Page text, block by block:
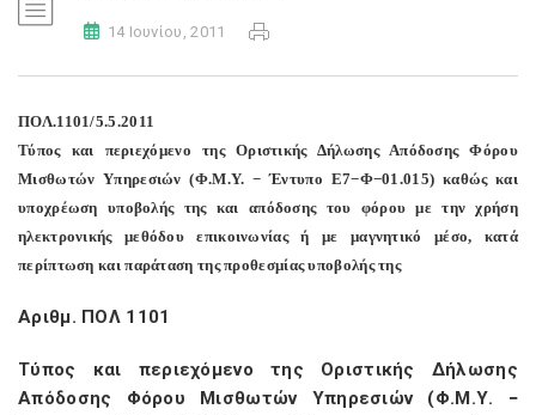
14 Ιουνίου, 2011
ΠΟΛ.1101/5.5.2011
Τύπος και περιεχόμενο της Οριστικής Δήλωσης Απόδοσης Φόρου
Μισθωτών Υπηρεσιών (Φ.Μ.Υ. − Έντυπο Ε7−Φ−01.015) καθώς και
υποχρέωση υποβολής της και απόδοσης του φόρου με την χρήση
ηλεκτρονικής μεθόδου επικοινωνίας ή με μαγνητικό μέσο, κατά
περίπτωση και παράταση της προθεσμίας υποβολής της
Αριθμ. ΠΟΛ 1101
Τύπος και περιεχόμενο της Οριστικής Δήλωσης
Απόδοσης Φόρου Μισθωτών Υπηρεσιών (Φ.Μ.Υ. −